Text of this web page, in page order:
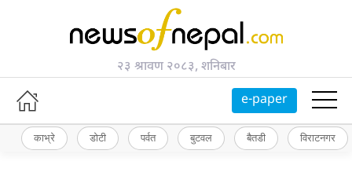
२३ श्रावण २०८३, शनिबार
e-paper
काभ्रे डोटी पर्वत बुटवल बैतडी विराटनगर